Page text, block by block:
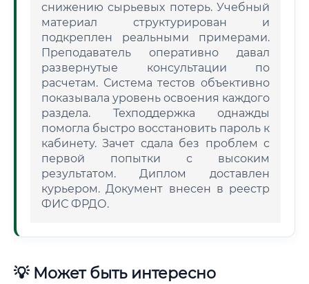
снижению сырьевых потерь. Учебный
материал структурирован и
подкреплен реальными примерами.
Преподаватель оперативно давал
развернутые консультации по
расчетам. Система тестов объективно
показывала уровень освоения каждого
раздела. Техподдержка однажды
помогла быстро восстановить пароль к
кабинету. Зачет сдала без проблем с
первой попытки с высоким
результатом. Диплом доставлен
курьером. Документ внесен в реестр
ФИС ФРДО.
💡 Может быть интересно